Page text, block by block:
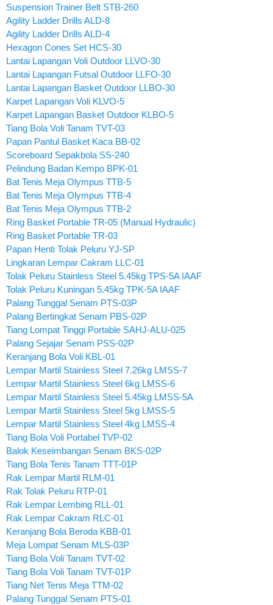
Suspension Trainer Belt STB-260
Agility Ladder Drills ALD-8
Agility Ladder Drills ALD-4
Hexagon Cones Set HCS-30
Lantai Lapangan Voli Outdoor LLVO-30
Lantai Lapangan Futsal Outdoor LLFO-30
Lantai Lapangan Basket Outdoor LLBO-30
Karpet Lapangan Voli KLVO-5
Karpet Lapangan Basket Outdoor KLBO-5
Tiang Bola Voli Tanam TVT-03
Papan Pantul Basket Kaca BB-02
Scoreboard Sepakbola SS-240
Pelindung Badan Kempo BPK-01
Bat Tenis Meja Olympus TTB-5
Bat Tenis Meja Olympus TTB-4
Bat Tenis Meja Olympus TTB-2
Ring Basket Portable TR-05 (Manual Hydraulic)
Ring Basket Portable TR-03
Papan Henti Tolak Peluru YJ-SP
Lingkaran Lempar Cakram LLC-01
Tolak Peluru Stainless Steel 5.45kg TPS-5A IAAF
Tolak Peluru Kuningan 5.45kg TPK-5A IAAF
Palang Tunggal Senam PTS-03P
Palang Bertingkat Senam PBS-02P
Tiang Lompat Tinggi Portable SAHJ-ALU-025
Palang Sejajar Senam PSS-02P
Keranjang Bola Voli KBL-01
Lempar Martil Stainless Steel 7.26kg LMSS-7
Lempar Martil Stainless Steel 6kg LMSS-6
Lempar Martil Stainless Steel 5.45kg LMSS-5A
Lempar Martil Stainless Steel 5kg LMSS-5
Lempar Martil Stainless Steel 4kg LMSS-4
Tiang Bola Voli Portabel TVP-02
Balok Keseimbangan Senam BKS-02P
Tiang Bola Tenis Tanam TTT-01P
Rak Lempar Martil RLM-01
Rak Tolak Peluru RTP-01
Rak Lempar Lembing RLL-01
Rak Lempar Cakram RLC-01
Keranjang Bola Beroda KBB-01
Meja Lompat Senam MLS-03P
Tiang Bola Voli Tanam TVT-02
Tiang Bola Voli Tanam TVT-01P
Tiang Net Tenis Meja TTM-02
Palang Tunggal Senam PTS-01